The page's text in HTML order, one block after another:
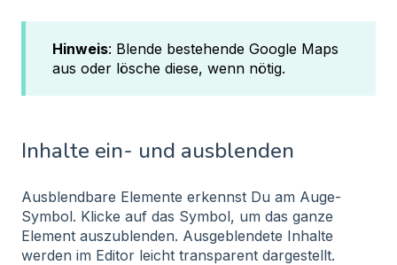
Hinweis: Blende bestehende Google Maps
aus oder lösche diese, wenn nötig.
Inhalte ein- und ausblenden
Ausblendbare Elemente erkennst Du am Auge-
Symbol. Klicke auf das Symbol, um das ganze
Element auszublenden. Ausgeblendete Inhalte
werden im Editor leicht transparent dargestellt.